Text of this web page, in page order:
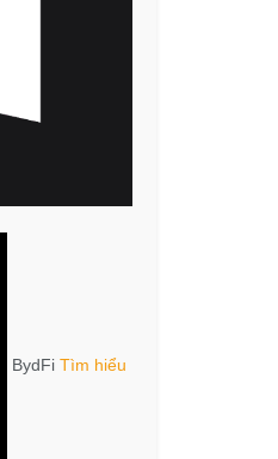
BydFi Tìm hiểu